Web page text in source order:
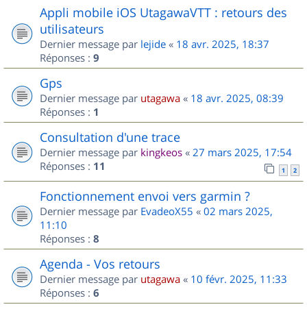
Appli mobile iOS UtagawaVTT : retours des
utilisateurs
Dernier message par lejide « 18 avr. 2025, 18:37
Réponses : 9
Gps
Dernier message par utagawa « 18 avr. 2025, 08:39
Réponses : 1
Consultation d'une trace
Dernier message par kingkeos « 27 mars 2025, 17:54
Réponses : 11 1 2
Fonctionnement envoi vers garmin ?
Dernier message par EvadeoX55 « 02 mars 2025,
11:10
Réponses : 8
Agenda - Vos retours
Dernier message par utagawa « 10 févr. 2025, 11:33
Réponses : 6